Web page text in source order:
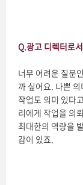
Q.광고 디렉터로
너무 어려운 질문
까 싶어요. 나쁜
작업도 의미 있다
리에게 작업을 의
최대한의 역량을
감이 있죠.